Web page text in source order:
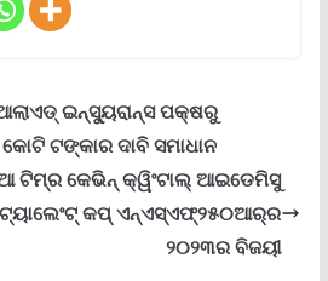
ଇନ୍‌ସ୍ୟୁରାନ୍ସ ପକ୍ଷରୁ
ଟଙ୍କାର ଦାବି ସମାଧାନ
ଟିମ୍‌ର କେଭିନ୍ କ୍ୱିଂଟାଲ୍ ଆଇଡେମିସୁ
କପ୍ ଏନ୍‌ଏସ୍‌ଏଫ୍‌୨୫୦ଆର୍‌ର
୨୦୨୩ର ବିଜୟୀ